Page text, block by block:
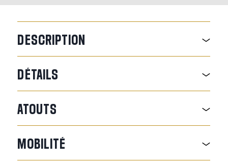
DESCRIPTION
DÉTAILS
ATOUTS
MOBILITÉ